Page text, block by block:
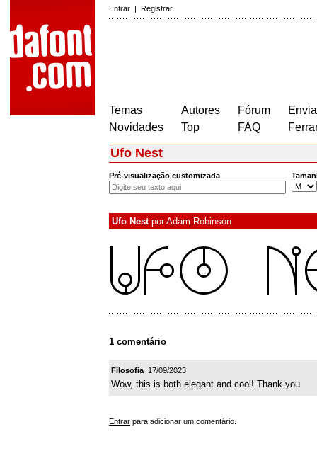
Entrar | Registrar
Temas
Novidades
Autores
Top
Fórum
FAQ
Ufo Nest
Pré-visualização customizada
Ufo NestporAdam Robinson
1 comentário
Filosofia 17/09/2023
Wow, this is both elegant and cool! Thank you
Entrar para adicionar um comentário.